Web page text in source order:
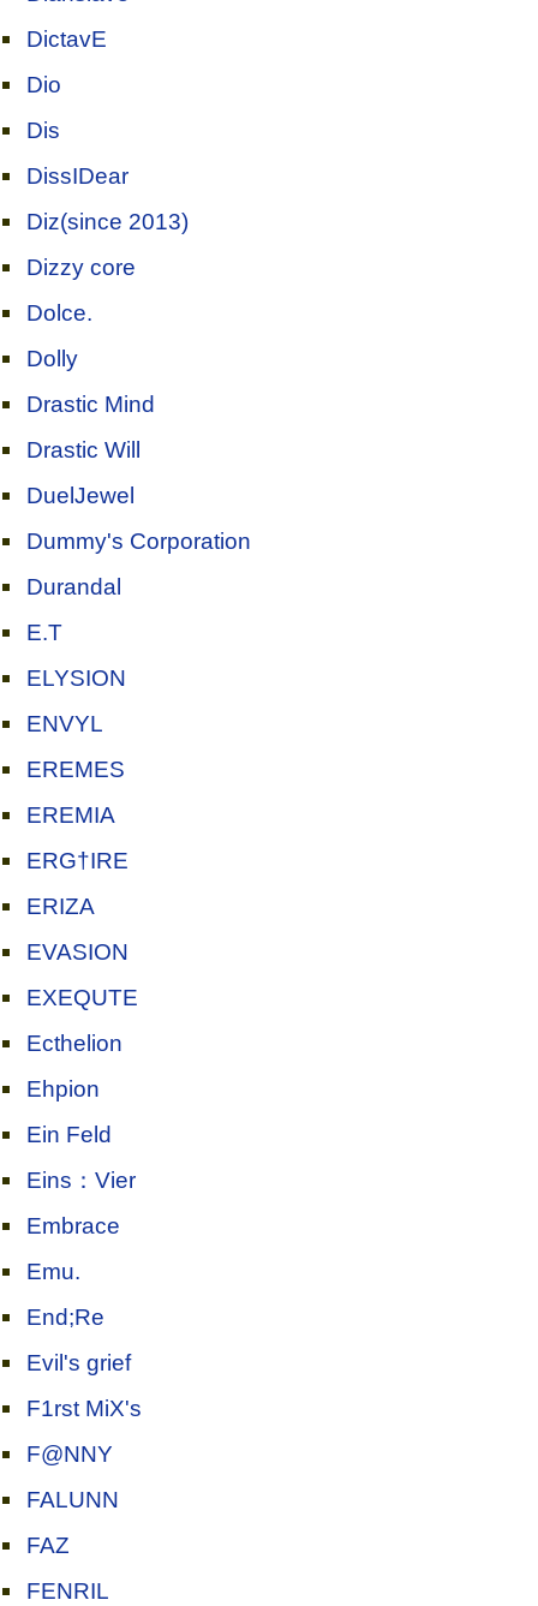
DictavE
Dio
Dis
DissIDear
Diz(since 2013)
Dizzy core
Dolce.
Dolly
Drastic Mind
Drastic Will
DuelJewel
Dummy's Corporation
Durandal
E.T
ELYSION
ENVYL
EREMES
EREMIA
ERG†IRE
ERIZA
EVASION
EXEQUTE
Ecthelion
Ehpion
Ein Feld
Eins：Vier
Embrace
Emu.
End;Re
Evil's grief
F1rst MiX's
F@NNY
FALUNN
FAZ
FENRIL